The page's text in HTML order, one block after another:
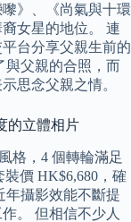
》、《尚氣與十環
女星的地位。 連
台分享父親生前的
與父親的合照，而
思念父親之情。
的立體相片
格，4 個轉輪滿足
價 HK$6,680，確
年攝影效能不斷提
。 但相信不少人